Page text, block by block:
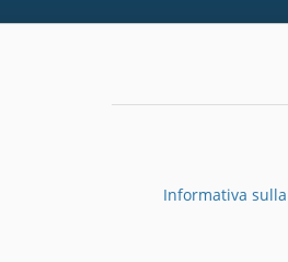
Informativa